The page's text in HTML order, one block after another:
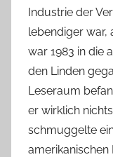
Industrie der
lebendiger war,
war 1983 in die
den Linden
Leseraum
er wirklich
schmuggelte